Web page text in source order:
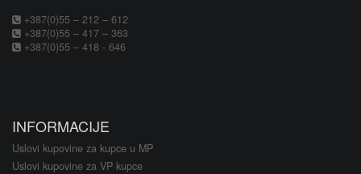
+387(0)55 – 212 – 612
+387(0)55 – 417 – 363
+387(0)55 – 418 - 646
INFORMACIJE
Uslovi kupovine za kupce u MP
Uslovi kupovine za VP kupce